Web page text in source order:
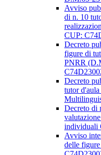
Avviso
di n. 10
CUP:
Decreto
figure di
PNRR
Decreto
tutor
Decreto di
individuali
Avviso
delle